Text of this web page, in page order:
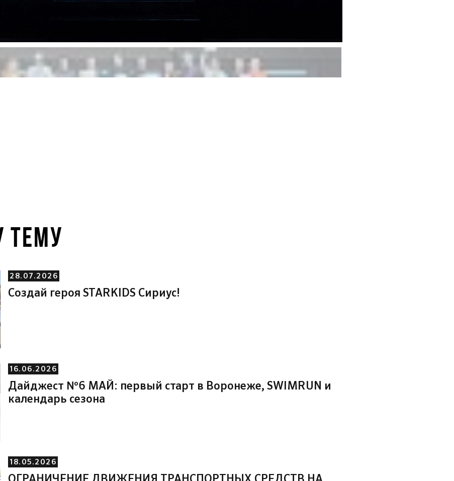
ТЕМУ
28.07.2026
Создай героя STARKIDS Сириус!
16.06.2026
Дайджест №6 МАЙ: первый старт в Воронеже, SWIMRUN и
календарь сезона
18.05.2026